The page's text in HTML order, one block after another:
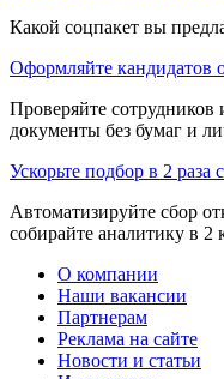
Какой соцпакет вы
Оформляйте кандидатов
Проверяйте
документы без бумаг и
Ускорьте подбор в 2 раза
Автоматизируйте сбор
собирайте аналитику в 2
О компании
Наши вакансии
Партнерам
Реклама на сайте
Новости и статьи